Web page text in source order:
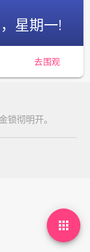
星期一!
去围观

锁彻明开。